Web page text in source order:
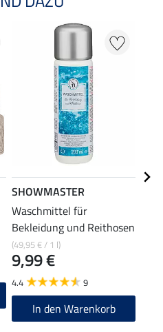
SHOWMASTER
Waschmittel für
Bekleidung und Reithosen
(49,95 € / 1 l)
9,99 €
4.4 9
In den Warenkorb